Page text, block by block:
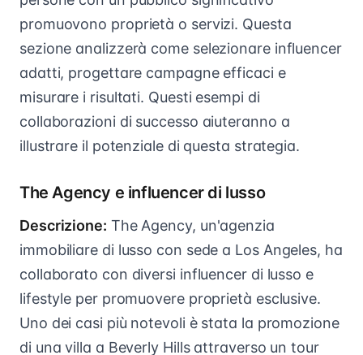
promuovono proprietà o servizi. Questa
sezione analizzerà come selezionare influencer
adatti, progettare campagne efficaci e
misurare i risultati. Questi esempi di
collaborazioni di successo aiuteranno a
illustrare il potenziale di questa strategia.
The Agency e influencer di lusso
Descrizione: The Agency, un'agenzia
immobiliare di lusso con sede a Los Angeles, ha
collaborato con diversi influencer di lusso e
lifestyle per promuovere proprietà esclusive.
Uno dei casi più notevoli è stata la promozione
di una villa a Beverly Hills attraverso un tour